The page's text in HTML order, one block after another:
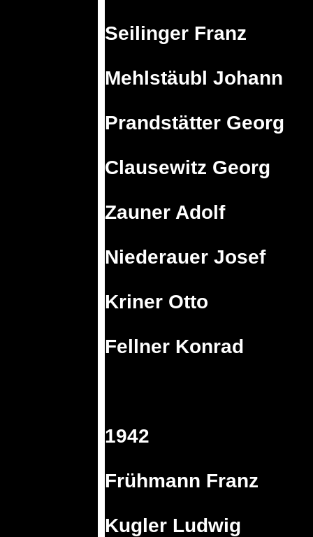
Seilinger Franz
Mehlstäubl Johann
Prandstätter Georg
Clausewitz Georg
Zauner Adolf
Niederauer Josef
Kriner Otto
Fellner Konrad
1942
Frühmann Franz
Kugler Ludwig